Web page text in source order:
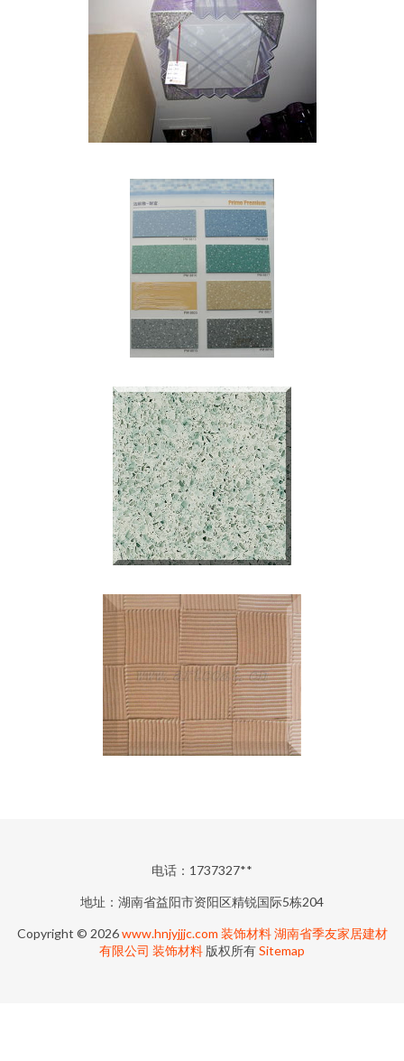
电话：1737327**
地址：湖南省益阳市资阳区精锐国际5栋204
Copyright © 2026www.hnjyjjjc.com 装饰材料 湖南省季友家居建材
有限公司 装饰材料 版权所有Sitemap